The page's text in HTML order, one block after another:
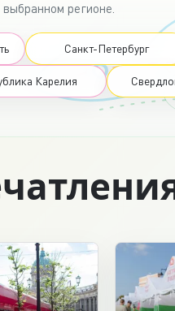
регионе.
Санкт-Петербург
Карелия